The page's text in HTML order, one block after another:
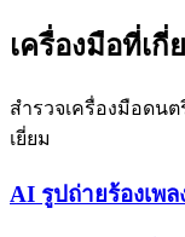
เครื่องมือที่เกี่
สำรวจเครื่องมือดน
เยี่ยม
AI รูปถ่ายร้องเพล